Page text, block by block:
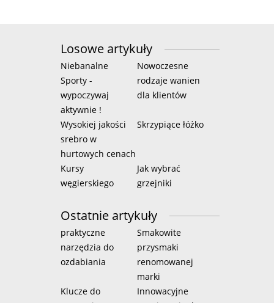
Losowe artykuły
Niebanalne
Sporty -
wypoczywaj
aktywnie !
Nowoczesne
rodzaje wanien
dla klientów
Wysokiej jakości
srebro w
hurtowych cenach
Skrzypiące łóżko
Kursy
węgierskiego
Jak wybrać
grzejniki
Ostatnie artykuły
praktyczne
narzędzia do
ozdabiania
Smakowite
przysmaki
renomowanej
marki
Klucze do
Innowacyjne